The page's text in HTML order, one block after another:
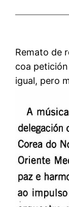
Remato de
coa
igual, pero